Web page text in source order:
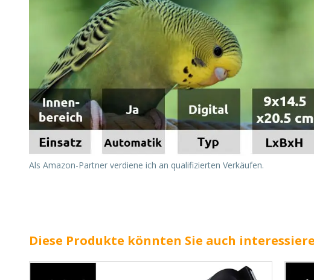
Als Amazon-Partner verdiene ich an qualifizierten Verkäufen.
Diese Produkte könnten Sie auch